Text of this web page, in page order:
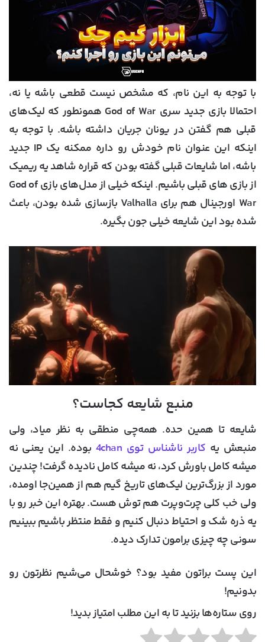
با توجه به این نام، که مشخص نیست قطعی باشه یا نه،
احتمالا بازی جدید سری God of War همونطور که لیک‌های
قبلی هم گفتن در یونان جریان داشته باشه. با توجه به
اینکه این عنوان نام خودش رو داره ممکنه یک IP جدید
باشه، اما شایعات قبلی گفته بودن که قراره شاهد یه ریمیک
از بازی های قبلی باشیم. اینکه خیلی از مدل‌های بازی God of
War اورجینال هم برای Valhalla بازسازی شده بودن، باعث
شده بود این شایعه خیلی جون بگیره.
منبع شایعه کجاست؟
شایعه تا همین حده. همه‌چی منطقی به نظر میاد، ولی
منبعش یه کاربر ناشناس توی 4chan
بوده. این یعنی نه
میشه کامل باورش کرد، نه میشه کامل نادیده گرفت! چندین
مورد از بزرگ‌ترین لیک‌های تاریخ گیم هم از همین‌جا اومده،
ولی خب کلی چرت‌وپرت هم توش هست. بهتره این خبر رو با
یه ذره شک و احتیاط دنبال کنیم و فقط منتظر باشیم ببینیم
سونی چه چیزی برامون تدارک دیده.
این پست براتون مفید بود؟ خوشحال می‌شیم نظرتون رو
بدونیم!
روی ستاره‌ها بزنید تا به این مطلب امتیاز بدید!